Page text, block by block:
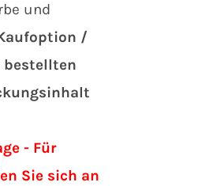
und
/
bestellten
- Für
Sie sich an